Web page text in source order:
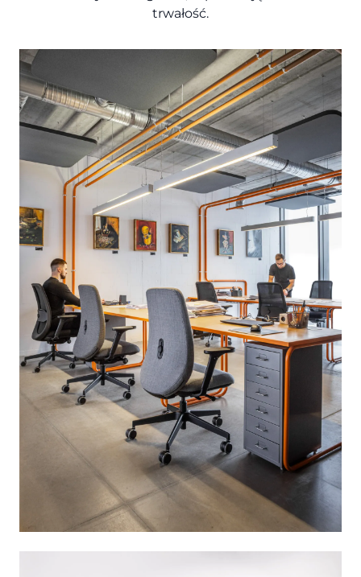
trwałość.